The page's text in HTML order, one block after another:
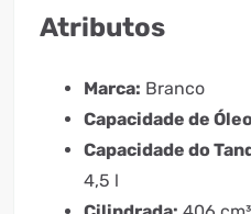
Atributos
Marca: Branco
Capacidade de
Capacidade do
4,5 l